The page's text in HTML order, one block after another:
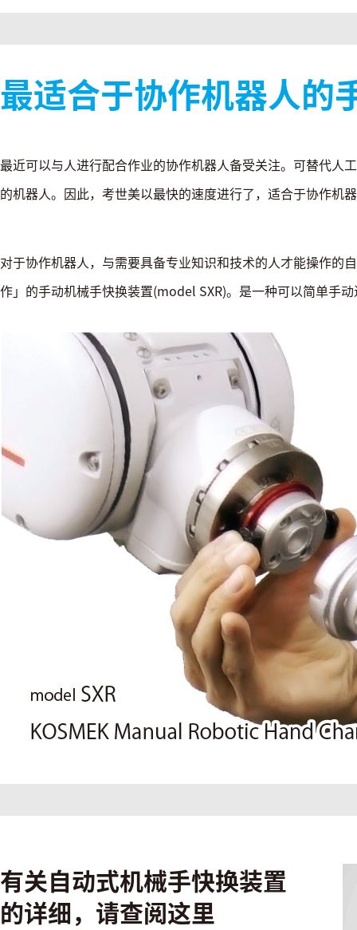
最适合于协作机器人的
最近可以与人进行配合作业的协作机器人备受关注。可替代人
的机器人。因此，考世美以最快的速度进行了，适合于协作机
对于协作机器人，与需要具备专业知识和技术的人才能操作的
作」的手动机械手快换装置(model SXR)。是一种可以简单手
有关自动式机械手快换装置
的详细，请查阅这里